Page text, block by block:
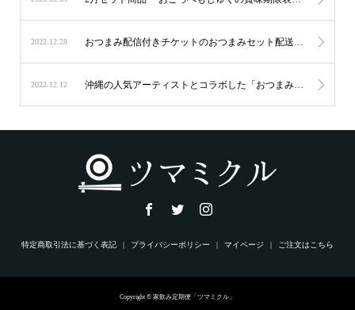
2022.12.28 おつまみ配信付きチケットのおつまみセット配送について
2022.12.12 沖縄の人気アーティストとコラボした「おつまみ付き配信チケット」を発売！
特定商取引法に基づく表記 プライバシーポリシー マイページ ご注文はこちら
Copyright © 家飲み定期便「ツマミクル」